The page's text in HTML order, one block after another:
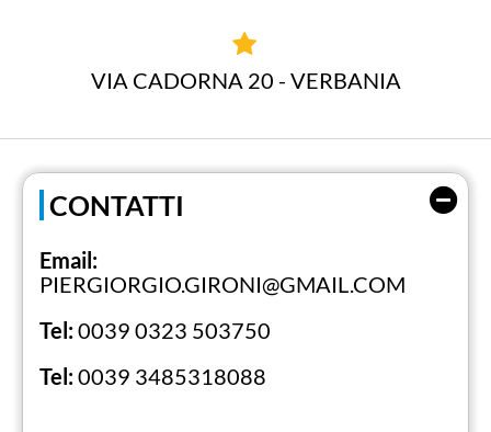
VIA CADORNA 20 - VERBANIA
CONTATTI
Email:
PIERGIORGIO.GIRONI@GMAIL.COM
Tel:0039 0323 503750
Tel:0039 3485318088